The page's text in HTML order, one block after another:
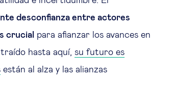
desconfianza entre actores
crucial para afianzar los avances en
hasta aquí, su futuro es
están al alza y las alianzas